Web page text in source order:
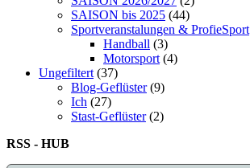
SAISON bis 2025 (44)
Sportveranstalungen & ProfieSport
Handball (3)
Motorsport (4)
Ungefiltert (37)
Blog-Geflüster(9)
Ich (27)
Stast-Geflüster(2)
RSS - HUB